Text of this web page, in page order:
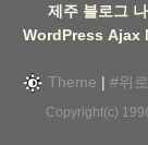
제주 블로그
WordPress Ajax
Theme | #위로
Copyright(c)